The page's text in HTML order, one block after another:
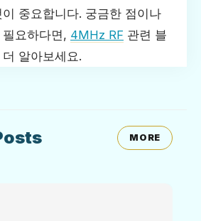
중요합니다. 궁금한 점이나
요하다면, 4MHz RF 관련 블
알아보세요.
MORE